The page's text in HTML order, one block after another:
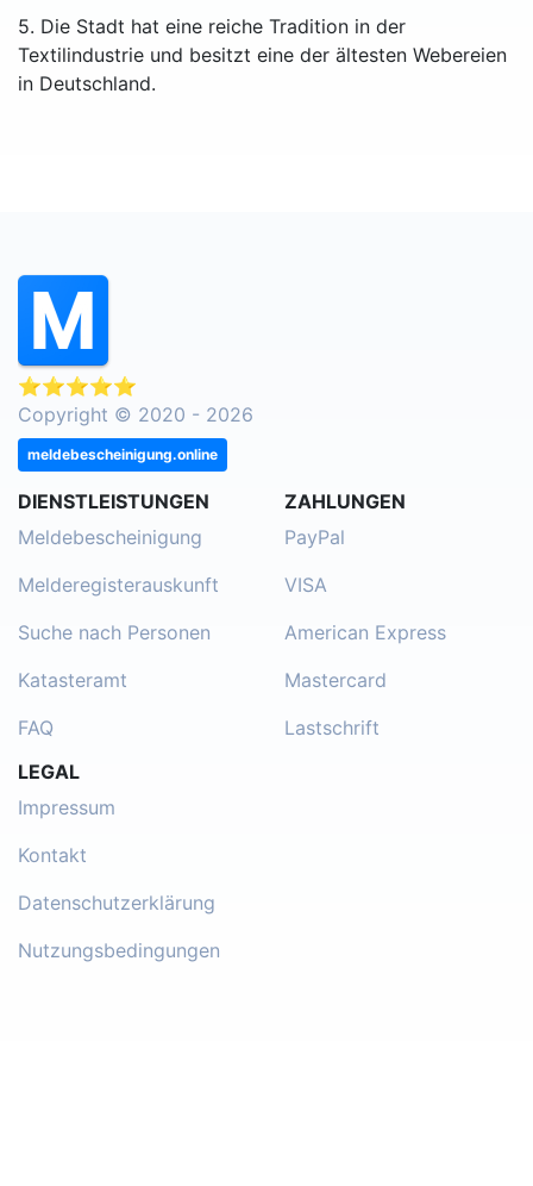
5. Die Stadt hat eine reiche Tradition in der
Textilindustrie und besitzt eine der ältesten Webereien
in Deutschland.
⭐⭐⭐⭐⭐
Copyright © 2020 - 2026
meldebescheinigung.online
DIENSTLEISTUNGEN
Meldebescheinigung
Melderegisterauskunft
Suche nach Personen
Katasteramt
FAQ
ZAHLUNGEN
PayPal
VISA
American Express
Mastercard
Lastschrift
LEGAL
Impressum
Kontakt
Datenschutzerklärung
Nutzungsbedingungen